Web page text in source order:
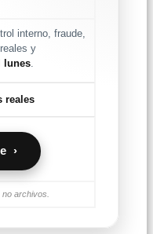
interno, fraude,
y
lunes
reales
›
archivos.